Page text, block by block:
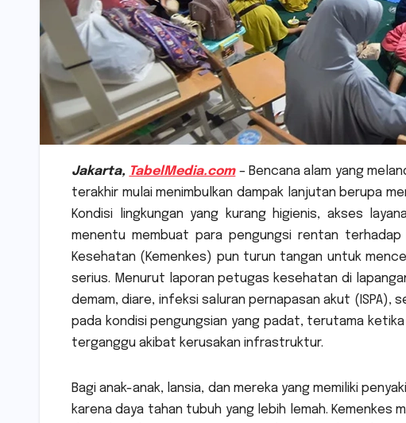
Jakarta, TabelMedia.com– Bencana alam yang
terakhir mulai menimbulkan dampak lanjutan berupa
Kondisi lingkungan yang kurang higienis, akses
menentu membuat para pengungsi rentan
Kesehatan (Kemenkes) pun turun tangan untuk
serius. Menurut laporan petugas kesehatan di
demam, diare, infeksi saluran pernapasan akut (ISPA),
pada kondisi pengungsian yang padat, terutama
terganggu akibat kerusakan infrastruktur.
Bagi anak-anak, lansia, dan mereka yang memiliki
karena daya tahan tubuh yang lebih lemah. Kemenkes